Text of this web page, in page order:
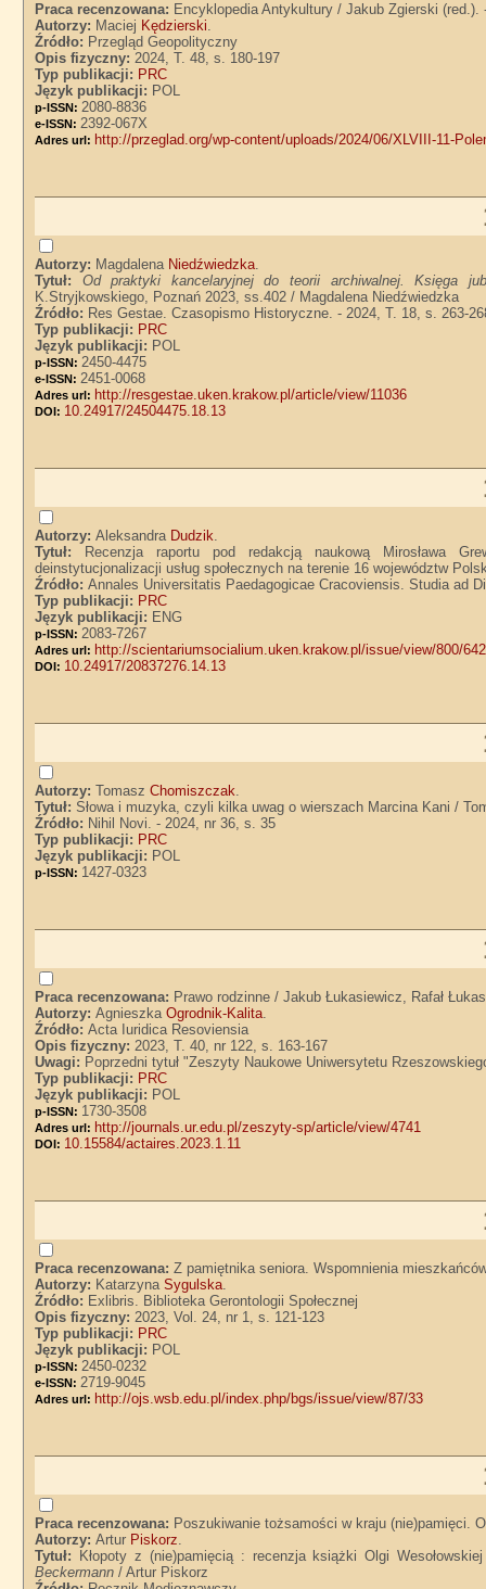
Praca recenzowana: Encyklopedia Antykultury / Jakub Zgierski (red.).
Autorzy: Maciej Kędzierski.
Źródło: Przegląd Geopolityczny
Opis fizyczny:2024, T. 48, s. 180-197
Typ publikacji: PRC
Język publikacji: POL
p-ISSN: 2080-8836
e-ISSN: 2392-067X
Adres url: http://przeglad.org/wp-content/uploads/2024/06/XLVIII-11-
Autorzy: Magdalena Niedźwiedzka.
Tytuł: Od praktyki kancelaryjnej do teorii archiwalnej. Księga
K.Stryjkowskiego, Poznań 2023, ss.402 / Magdalena Niedźwiedzka
Źródło: Res Gestae. Czasopismo Historyczne. - 2024, T. 18, s. 263-
Typ publikacji: PRC
Język publikacji: POL
p-ISSN: 2450-4475
e-ISSN: 2451-0068
Adres url: http://resgestae.uken.krakow.pl/article/view/11036
DOI: 10.24917/24504475.18.13
Autorzy:Aleksandra Dudzik.
Tytuł:
Recenzja raportu pod redakcją naukową Mirosława
deinstytucjonalizacji usług społecznych na terenie 16 województw
Źródło:Annales Universitatis Paedagogicae Cracoviensis. Studia ad
Typ publikacji: PRC
Język publikacji: ENG
p-ISSN: 2083-7267
Adres url: http://scientariumsocialium.uken.krakow.pl/issue/view/800/642
DOI: 10.24917/20837276.14.13
Autorzy:TomaszChomiszczak.
Tytuł:Słowa i muzyka, czyli kilka uwag o wierszach Marcina Kani /
Źródło: Nihil Novi. - 2024, nr 36, s. 35
Typ publikacji: PRC
Język publikacji: POL
p-ISSN: 1427-0323
Praca recenzowana: Prawo rodzinne / Jakub Łukasiewicz, Rafał
Autorzy:AgnieszkaOgrodnik-Kalita.
Źródło:Acta Iuridica Resoviensia
Opis fizyczny:2023, T. 40, nr 122, s. 163-167
Uwagi: Poprzedni tytuł "Zeszyty Naukowe Uniwersytetu
Typ publikacji: PRC
Język publikacji: POL
p-ISSN: 1730-3508
Adres url: http://journals.ur.edu.pl/zeszyty-sp/article/view/4741
DOI: 10.15584/actaires.2023.1.11
Praca recenzowana:Z pamiętnika seniora. Wspomnienia
Autorzy: KatarzynaSygulska.
Źródło: Exlibris. Biblioteka Gerontologii Społecznej
Opis fizyczny:2023, Vol. 24, nr 1, s. 121-123
Typ publikacji: PRC
Język publikacji: POL
p-ISSN: 2450-0232
e-ISSN: 2719-9045
Adres url: http://ojs.wsb.edu.pl/index.php/bgs/issue/view/87/33
Praca recenzowana: Poszukiwanie tożsamości w kraju (nie)pamięci.
Autorzy:Artur Piskorz.
Tytuł:
Kłopoty z (nie)pamięcią : recenzja książki Olgi
Beckermann / Artur Piskorz